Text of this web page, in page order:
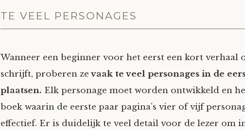
TE VEEL PERSONAGES
Wanneer een beginner voor het eerst een kort verhaal
schrijft, proberen ze vaak te veel personages in de
plaatsen. Elk personage moet worden ontwikkeld en
boek waarin de eerste paar pagina’s vier of vijf
effectief. Er is duidelijk te veel detail voor de lezer om